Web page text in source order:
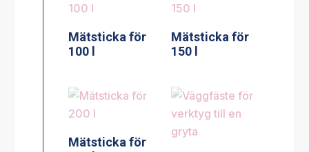
Mätsticka för
100 l
Mätsticka för
150 l
Mätsticka för